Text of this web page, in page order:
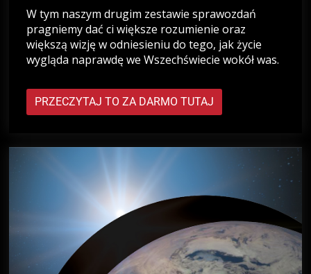
W tym naszym drugim zestawie sprawozdań
pragniemy dać ci większe rozumienie oraz
większą wizję w odniesieniu do tego, jak życie
wygląda naprawdę we Wszechświecie wokół was.
PRZECZYTAJ TO ZA DARMO TUTAJ